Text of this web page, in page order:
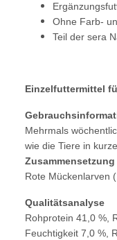
Ohne Farb-
Teil der sera
Einzelfuttermittel
Mehrmals
wie die Tiere in
Zusammensetzung
Rote Mückenlarven
Qualitätsanalyse
Rohprotein 41,0 %,
Feuchtigkeit 7,0 %,